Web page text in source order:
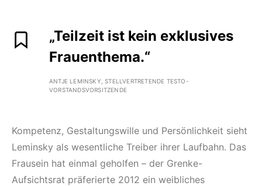
„Teilzeit ist kein exklusives
Frauenthema.“
ANTJE LEMINSKY, STELLVERTRETENDE TESTO-
VORSTANDSVORSITZENDE
Kompetenz, Gestaltungswille und Persönlichkeit sieht
Leminsky als wesentliche Treiber ihrer Laufbahn. Das
Frausein hat einmal geholfen – der Grenke-
Aufsichtsrat präferierte 2012 ein weibliches